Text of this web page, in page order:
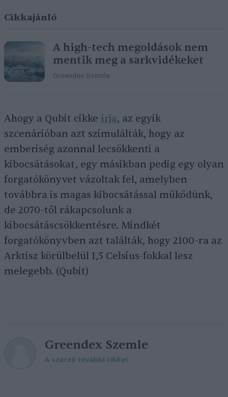
Cikkajánló
A high-tech megoldások nem
mentik meg a sarkvidékeket
Greendex Szemle
Ahogy a Qubit cikke írja, az egyik
szcenárióban azt szimulálták, hogy az
emberiség azonnal lecsökkenti a
kibocsátásokat, egy másikban pedig egy olyan
forgatókönyvet vázoltak fel, amelyben
továbbra is magas kibocsátással működünk,
de 2070-től rákapcsolunk a
kibocsátáscsökkentésre. Mindkét
forgatókönyvben azt találták, hogy 2100-ra az
Arktisz körülbelül 1,5 Celsius-fokkal lesz
melegebb. (Qubit)
Greendex Szemle
A szerző további cikkei